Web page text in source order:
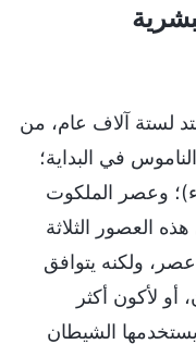
لستة آلاف عام، من
في البداية؛
وعصر الملكوت
العصور الثلاثة
ولكنه يتوافق
لأكون أكثر
يستخدمها الشيطان